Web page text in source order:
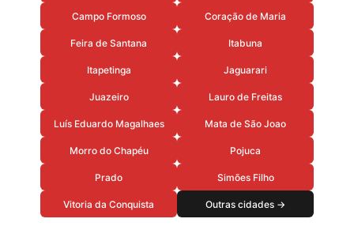
Campo Formoso Coração de Maria
Feira de Santana Itabuna
Itapetinga Jaguarari
Juazeiro Lauro de Freitas
Luís Eduardo Magalhaes Mata de São Joao
Morro do Chapéu Pojuca
Prado Simões Filho
Vitoria da Conquista Outras cidades →